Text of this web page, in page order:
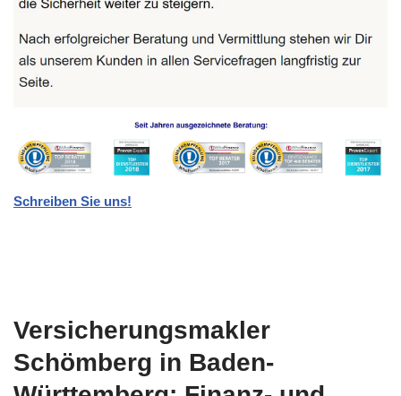
Schreiben Sie uns!
Versicherungsmakler
Schömberg in Baden-